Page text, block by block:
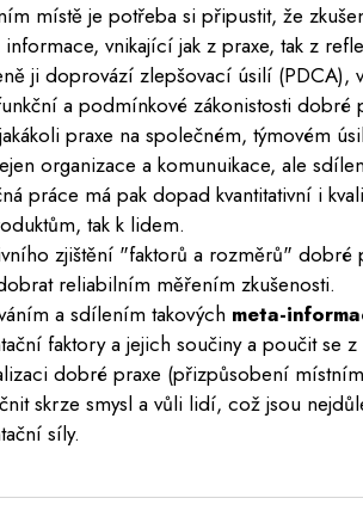
místě je potřeba si připustit, že
vnikající jak z praxe, tak z
ji doprovází zlepšovací úsilí (PDCA),
a podmínkové zákonistosti dobré
praxe na společném, týmovém
organizace a komunuikace, ale
práce má pak dopad kvantitativní i
tak k lidem.
zjištění "faktorů a rozměrů" dobré
reliabilním měřením zkušenosti.
a sdílením takových meta-
faktory a jejich součiny a poučit se z
dobré praxe (přizpůsobení
skrze smysl a vůli lidí, což jsou
síly.